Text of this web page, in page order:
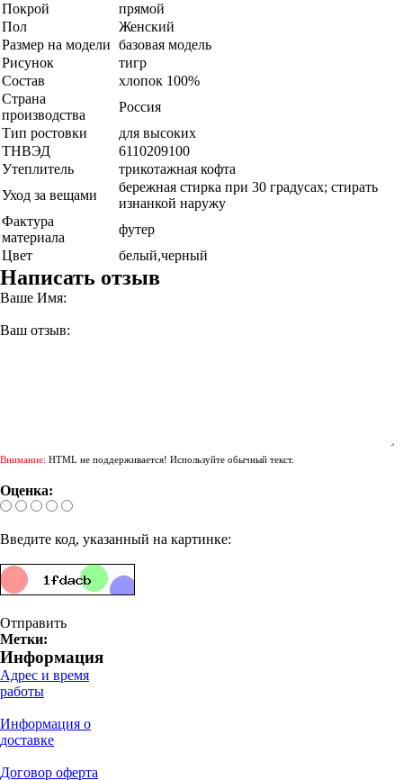
Покрой
прямой
Пол
Женский
Размер на модели базовая модель
Рисунок
тигр
Состав
хлопок 100%
Страна
производства
Россия
Тип ростовки
для высоких
ТНВЭД
6110209100
Утеплитель
трикотажная кофта
Уход за вещами
бережная стирка при 30 градусах; стирать
изнанкой наружу
Фактура
материала
футер
Цвет
белый,черный
Написать отзыв
Ваше Имя:
Ваш отзыв:
Внимание: HTML не поддерживается! Используйте обычный текст.
Оценка:
Введите код, указанный на картинке:
Отправить
Метки:
Информация
Адрес и время
работы
Информация о
доставке
Договор оферта